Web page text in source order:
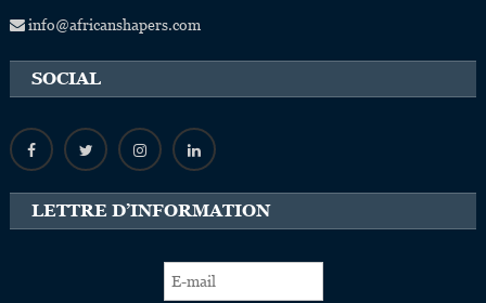
info@africanshapers.com
SOCIAL
LETTRE D’INFORMATION